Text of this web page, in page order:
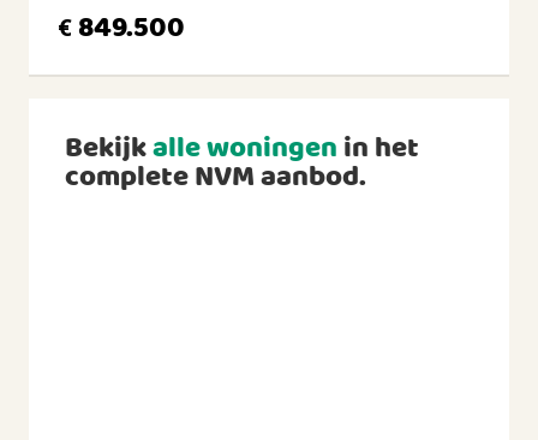
€ 849.500
Bekijkalle woningenin het
complete NVM aanbod.